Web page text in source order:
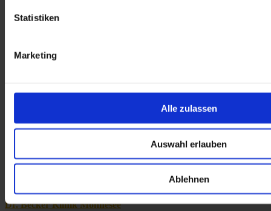
Statistiken
Marketing
Alle zulassen
Auswahl erlauben
Ablehnen
Dr. Becker Brunnen-Klinik
Dr. Becker Klinik Juliana
Dr. Becker Klinik Möhnesee